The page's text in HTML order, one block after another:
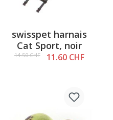
swisspet harnais
Cat Sport, noir
14.50 CHF 11.60 CHF